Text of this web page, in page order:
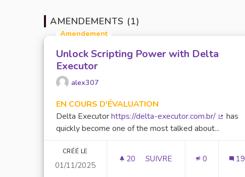
AMENDEMENTS (1)
Amendement
Unlock Scripting Power with Delta
Executor
alex307
EN COURS D'ÉVALUATION
Delta Executorhttps://delta-executor.com.br/
has
quickly become one of the most talked about...
CRÉÉ LE
01/11/2025
20 20 ABONNÉS
SUIVRE 0 19